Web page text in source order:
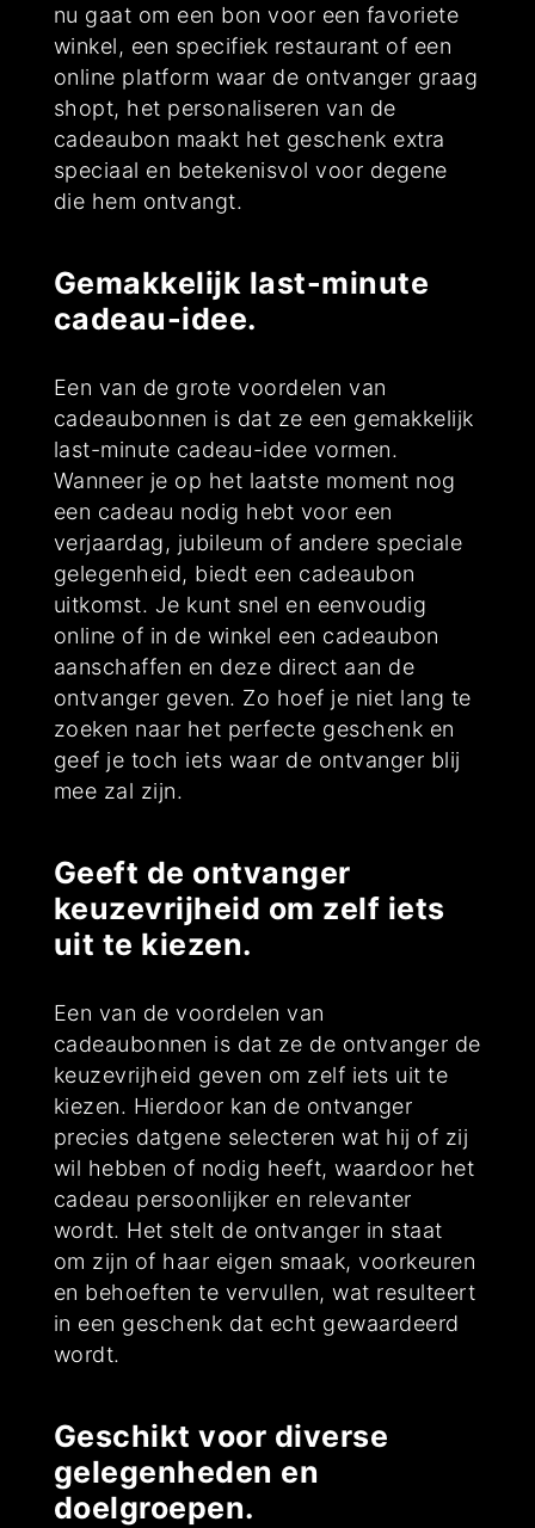
nu gaat om een bon voor een favoriete
winkel, een specifiek restaurant of een
online platform waar de ontvanger graag
shopt, het personaliseren van de
cadeaubon maakt het geschenk extra
speciaal en betekenisvol voor degene
die hem ontvangt.
Gemakkelijk last-minute
cadeau-idee.
Een van de grote voordelen van
cadeaubonnen is dat ze een gemakkelijk
last-minute cadeau-idee vormen.
Wanneer je op het laatste moment nog
een cadeau nodig hebt voor een
verjaardag, jubileum of andere speciale
gelegenheid, biedt een cadeaubon
uitkomst. Je kunt snel en eenvoudig
online of in de winkel een cadeaubon
aanschaffen en deze direct aan de
ontvanger geven. Zo hoef je niet lang te
zoeken naar het perfecte geschenk en
geef je toch iets waar de ontvanger blij
mee zal zijn.
Geeft de ontvanger
keuzevrijheid om zelf iets
uit te kiezen.
Een van de voordelen van
cadeaubonnen is dat ze de ontvanger de
keuzevrijheid geven om zelf iets uit te
kiezen. Hierdoor kan de ontvanger
precies datgene selecteren wat hij of zij
wil hebben of nodig heeft, waardoor het
cadeau persoonlijker en relevanter
wordt. Het stelt de ontvanger in staat
om zijn of haar eigen smaak, voorkeuren
en behoeften te vervullen, wat resulteert
in een geschenk dat echt gewaardeerd
wordt.
Geschikt voor diverse
gelegenheden en
doelgroepen.